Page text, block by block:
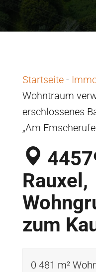
Startseite-
Wohntraum
erschlossenes
„Am
Rauxel,
zum
0 481 m²